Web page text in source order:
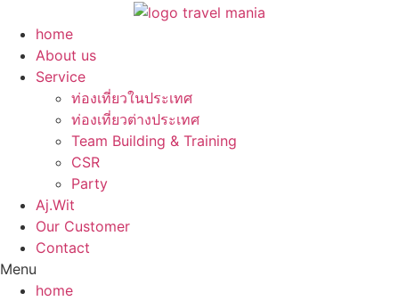
content
home
About us
Service
ท่องเที่ยวในประเทศ
ท่องเที่ยวต่างประเทศ
Team Building & Training
CSR
Party
Aj.Wit
Our Customer
Contact
Menu
home